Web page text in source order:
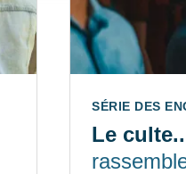
SÉRIE DES
Le